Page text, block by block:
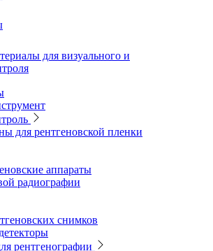
контроль
стенды
поверхности
визуального и измерительного
для визуального и